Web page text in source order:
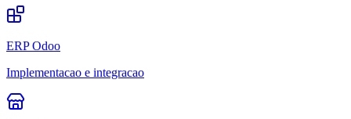
ERP Odoo
Implementacao e integracao